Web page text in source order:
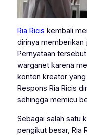
Ria Ricis kembali
dirinya memberikan
Pernyataan
warganet karena
konten kreator
Respons Ria Ricis
sehingga memicu
Sebagai salah satu
pengikut besar, Ria